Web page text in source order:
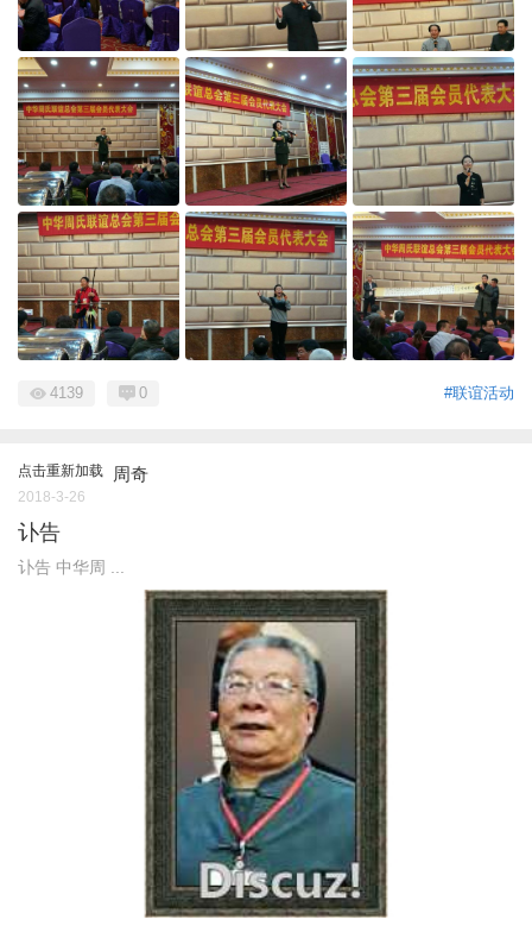
#联谊活动
4139 0
点击重新加载 周奇
2018-3-26
讣告
讣告 中华周 ...